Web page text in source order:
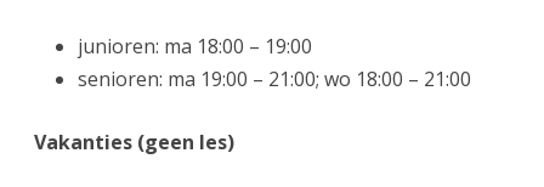
junioren: ma 18:00 – 19:00
senioren: ma 19:00 – 21:00; wo 18:00 – 21:00
Vakanties (geen les)